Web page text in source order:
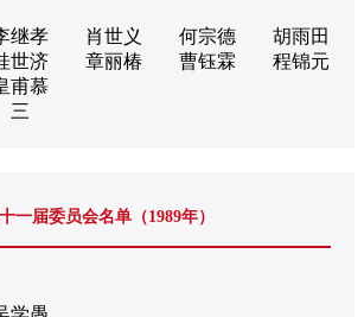
继孝
肖世义 何宗德
胡雨田
世济
章丽椿 曹钰霖
程锦元
甫慕
三
一届委员会名单（1989年）